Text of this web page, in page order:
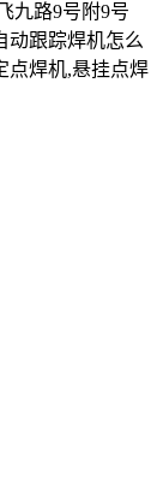
九路9号附9号
动跟踪焊机怎么
点焊机,悬挂点焊